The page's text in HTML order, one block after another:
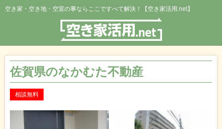
空き家・空き地・空室の事ならここですべて解決！【空き家活用.net】
佐賀県のなかむた不動産
相談無料